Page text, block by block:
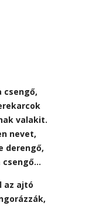
csengő,
valakit.
nevet,
derengő,
csengő…
az ajtó